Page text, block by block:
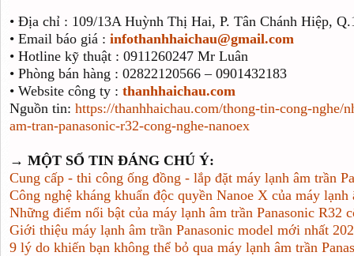
• Địa chỉ : 109/13A Huỳnh Thị Hai, P. Tân Chánh Hiệp,
• Email báo giá : infothanhhaichau@gmail.com
• Hotline kỹ thuật : 0911260247 Mr Luân
• Phòng bán hàng : 02822120566 – 0901432183
• Website công ty : thanhhaichau.com
Nguồn tin: https://thanhhaichau.com/thong-tin-cong-nghe/
am-tran-panasonic-r32-cong-nghe-nanoex
→ MỘT SỐ TIN ĐÁNG CHÚ Ý:
Cung cấp - thi công ống đồng - lắp đặt máy lạnh âm trần
Công nghệ kháng khuẩn độc quyền Nanoe X của máy lạnh
Những điểm nổi bật của máy lạnh âm trần Panasonic R32
Giới thiệu máy lạnh âm trần Panasonic model mới nhất
9 lý do khiến bạn không thể bỏ qua máy lạnh âm trần